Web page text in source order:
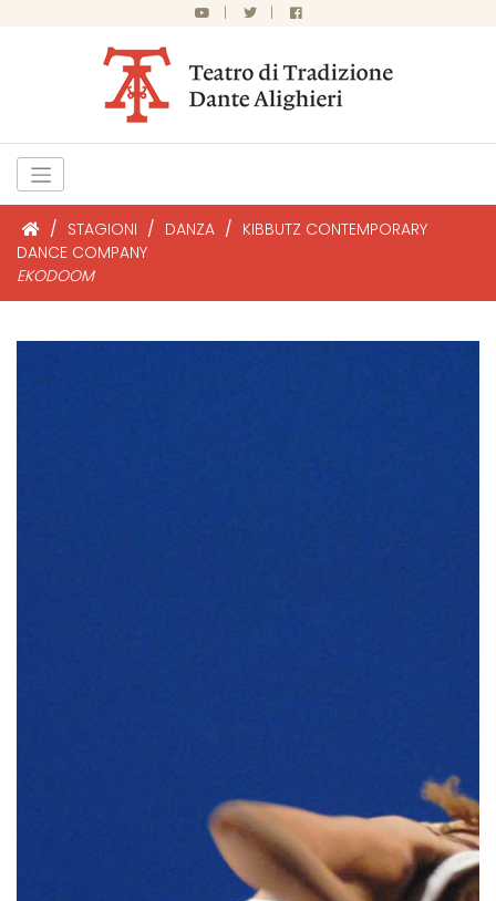
| |
/ STAGIONI / DANZA / KIBBUTZ CONTEMPORARY
DANCE COMPANY
EKODOOM